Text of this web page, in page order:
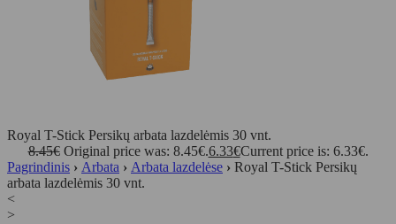
Royal T-Stick Persikų arbata lazdelėmis 30 vnt.
8.45€ Original price was: 8.45€.6.33€Current price is: 6.33€.
Pagrindinis › Arbata › Arbata lazdelėse › Royal T-Stick Persikų
arbata lazdelėmis 30 vnt.
<
>